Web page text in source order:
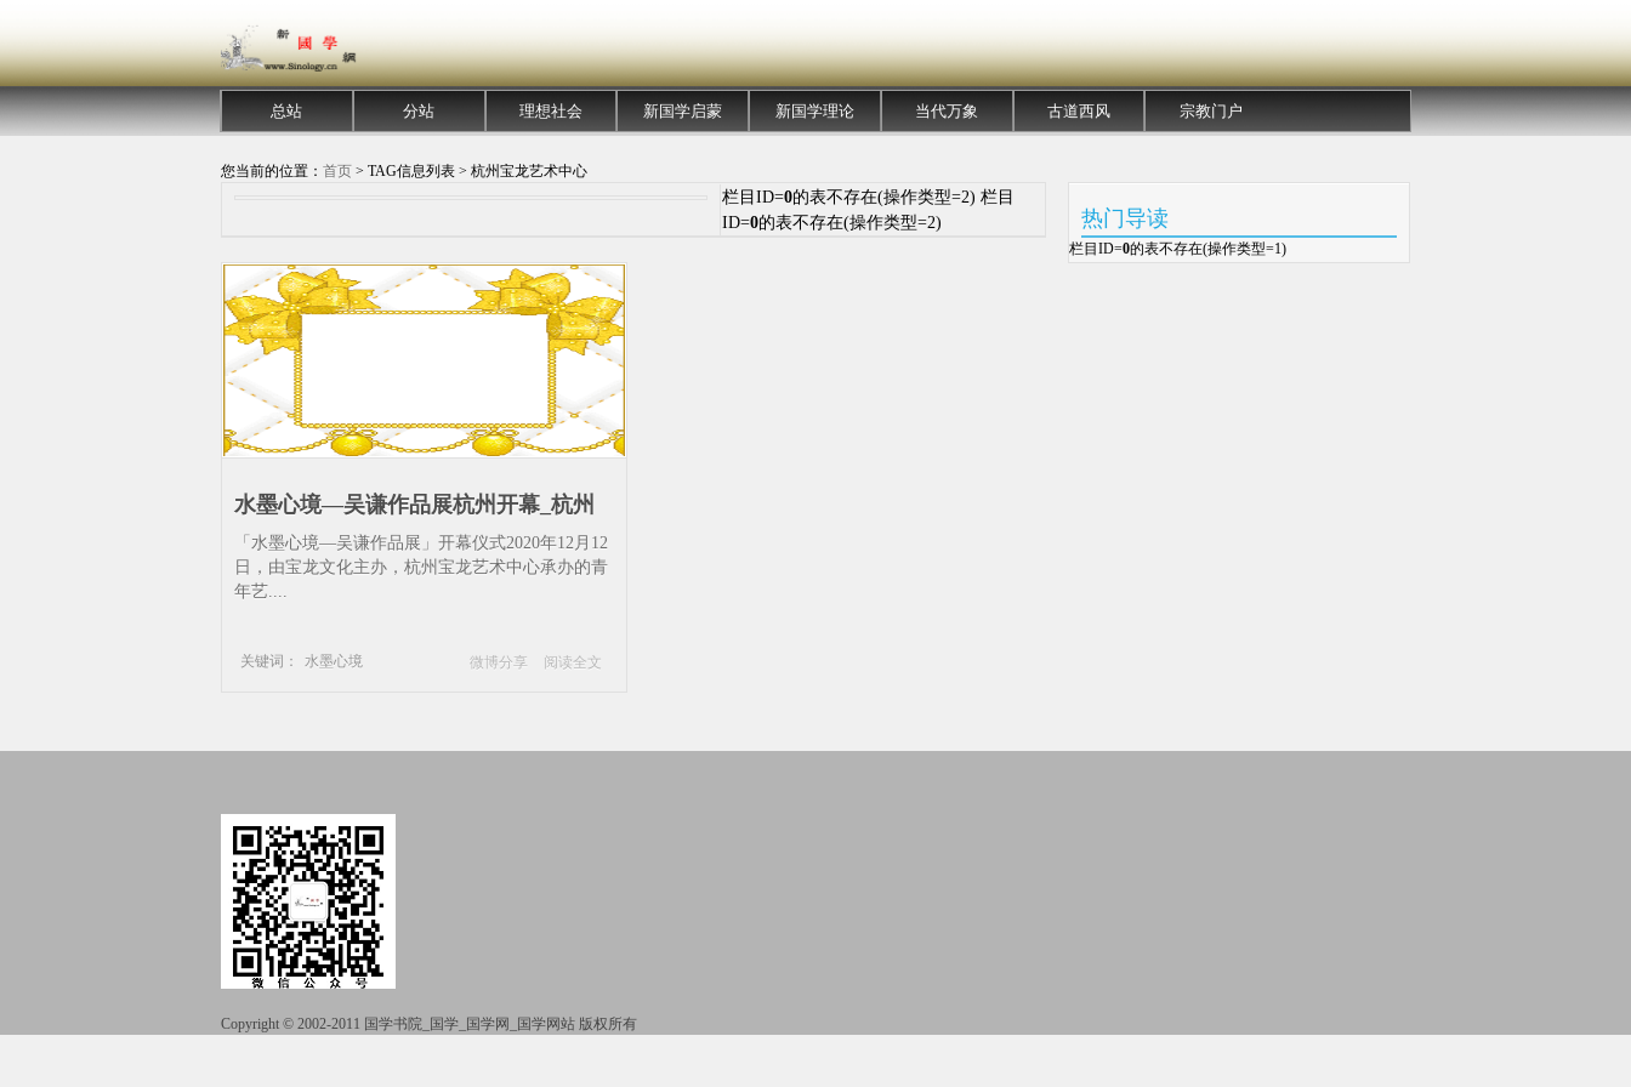
总站 分站 理想社会 新国学启蒙 新国学理论 当代万象 古道西风 宗教门户
您当前的位置： 首页 > TAG信息列表 > 杭州宝龙艺术中心
栏目ID=0的表不存在(操作类型=2) 栏目
ID=0的表不存在(操作类型=2) 热门导读
栏目ID=0的表不存在(操作类型=1)
水墨心境—吴谦作品展杭州开幕_杭州
宝龙艺术中心-吴谦-水墨-艺术中心-艺
术-展览
「水墨心境—吴谦作品展」开幕仪式2020年12月12
日，由宝龙文化主办，杭州宝龙艺术中心承办的青
年艺....
关键词：
水墨心境
微博分享 阅读全文
Copyright © 2002-2011 国学书院_国学_国学网_国学网站 版权所有